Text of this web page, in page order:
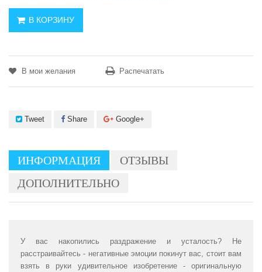
В КОРЗИНУ
В мои желания Распечатать
Tweet Share Google+
ИНФОРМАЦИЯ
ОТЗЫВЫ
ДОПОЛНИТЕЛЬНО
У вас накопились раздражение и усталость? Не
расстраивайтесь - негативные эмоции покинут вас, стоит вам
взять в руки удивительное изобретение - оригинальную